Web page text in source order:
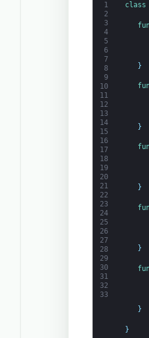
1
2
3
4
5
6
7
8
9
10
11
12
13
14
15
16
17
18
19
20
21
22
23
24
25
26
27
28
29
30
31
32
33
class
}
}
}
}
}
}